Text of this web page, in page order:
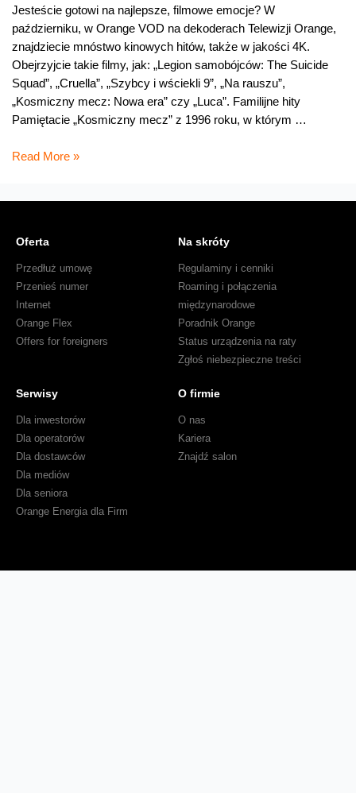
Jesteście gotowi na najlepsze, filmowe emocje? W
październiku, w Orange VOD na dekoderach Telewizji Orange,
znajdziecie mnóstwo kinowych hitów, także w jakości 4K.
Obejrzyjcie takie filmy, jak: „Legion samobójców: The Suicide
Squad”, „Cruella”, „Szybcy i wściekli 9”, „Na rauszu”,
„Kosmiczny mecz: Nowa era” czy „Luca”. Familijne hity
Pamiętacie „Kosmiczny mecz” z 1996 roku, w którym …
Październikowe
Read More »
Oferta
Przedłuż umowę
Przenieś numer
Internet
Orange Flex
Offers for foreigners
Na skróty
Regulaminy i cenniki
Roaming i połączenia
międzynarodowe
Poradnik Orange
Status urządzenia na raty
Zgłoś niebezpieczne treści
Serwisy
Dla inwestorów
Dla operatorów
Dla dostawców
Dla mediów
Dla seniora
Orange Energia dla Firm
O firmie
O nas
Kariera
Znajdź salon